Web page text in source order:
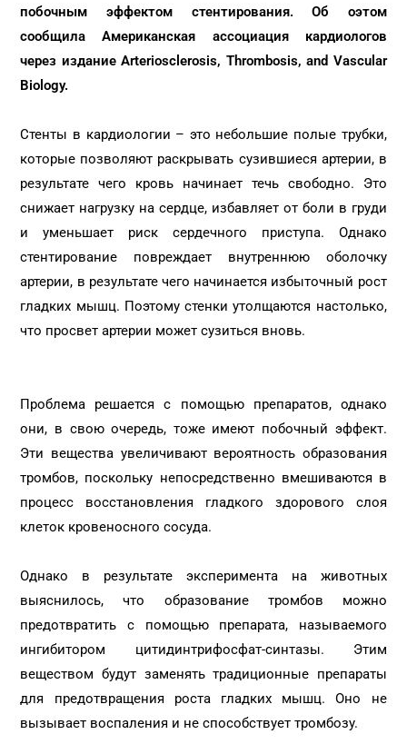
побочным эффектом стентирования. Об оэтом
сообщила Американская ассоциация кардиологов
через издание Arteriosclerosis, Thrombosis, and Vascular
Biology.
Стенты в кардиологии – это небольшие полые трубки,
которые позволяют раскрывать сузившиеся артерии, в
результате чего кровь начинает течь свободно. Это
снижает нагрузку на сердце, избавляет от боли в груди
и уменьшает риск сердечного приступа. Однако
стентирование повреждает внутреннюю оболочку
артерии, в результате чего начинается избыточный рост
гладких мышц. Поэтому стенки утолщаются настолько,
что просвет артерии может сузиться вновь.
Проблема решается с помощью препаратов, однако
они, в свою очередь, тоже имеют побочный эффект.
Эти вещества увеличивают вероятность образования
тромбов, поскольку непосредственно вмешиваются в
процесс восстановления гладкого здорового слоя
клеток кровеносного сосуда.
Однако в результате эксперимента на животных
выяснилось, что образование тромбов можно
предотвратить с помощью препарата, называемого
ингибитором цитидинтрифосфат-синтазы. Этим
веществом будут заменять традиционные препараты
для предотвращения роста гладких мышц. Оно не
вызывает воспаления и не способствует тромбозу.